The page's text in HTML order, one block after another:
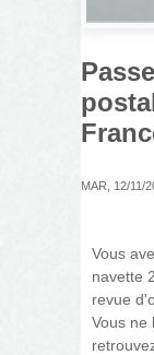
MAR, 12/11/
Vous
navette
revue
Vous ne